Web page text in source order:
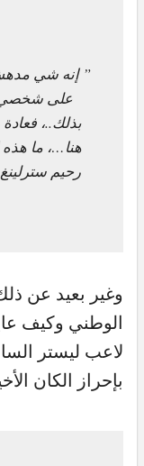
” إنه شي
على شخصي
بذلك..،
هنا…، ما
رحيم
وغير بعيد عن
الوطني وكيف
لاعب ليستر
بإحراز الكان